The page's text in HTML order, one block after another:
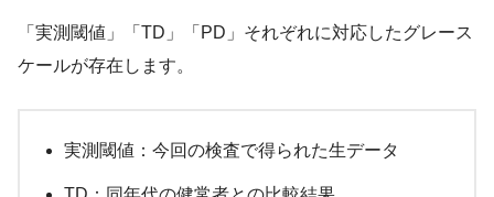
「実測閾値」「TD」「PD」それぞれに対応したグレース
ケールが存在します。
実測閾値：今回の検査で得られた生データ